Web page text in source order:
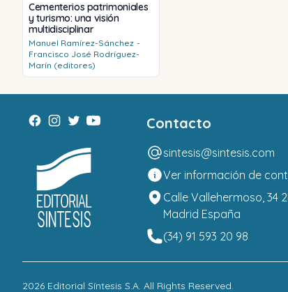
Cementerios patrimoniales
y turismo: una visión
multidisciplinar
Manuel Ramírez-Sánchez -
Francisco José Rodríguez-
Marín (editores)
Contacto
sintesis@sintesis.com
Ver información de
Calle Vallehermoso, 34
Madrid España
(34) 91 593 20 98
2026 Editorial Síntesis S.A. All Rights Reserved.